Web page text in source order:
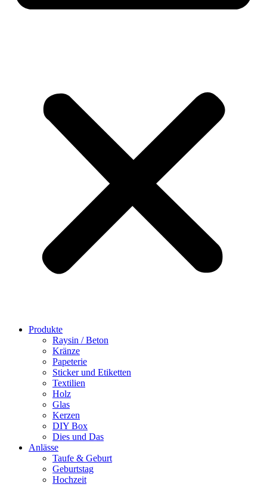
Produkte
Raysin / Beton
Kränze
Papeterie
Sticker und Etiketten
Textilien
Holz
Glas
Kerzen
DIY Box
Dies und Das
Anlässe
Taufe & Geburt
Geburtstag
Hochzeit